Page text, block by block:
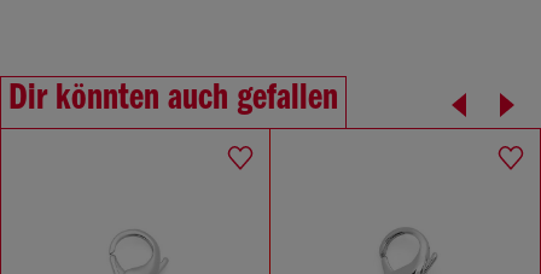
Dir könnten auch gefallen